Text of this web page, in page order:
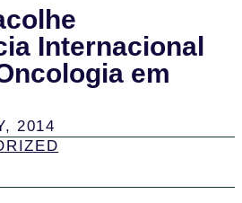
Internacional
em
2014